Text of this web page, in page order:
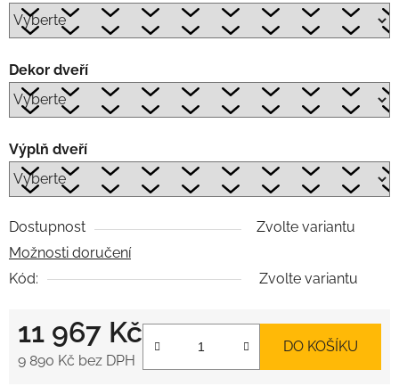
Dekor dveří
Výplň dveří
Dostupnost
Zvolte variantu
Možnosti doručení
Kód:
Zvolte variantu
11 967 Kč
9 890 Kč bez DPH
DO KOŠÍKU